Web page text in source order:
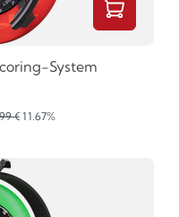
System
€ 11.67%